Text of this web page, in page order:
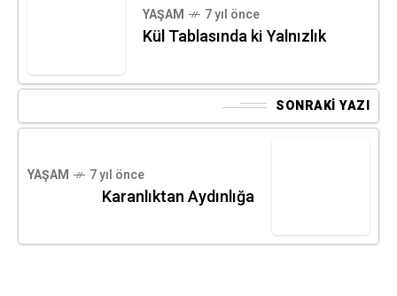
YAŞAM 7 yıl önce
Kül Tablasında ki Yalnızlık
SONRAKI YAZI
YAŞAM 7 yıl önce
Karanlıktan Aydınlığa